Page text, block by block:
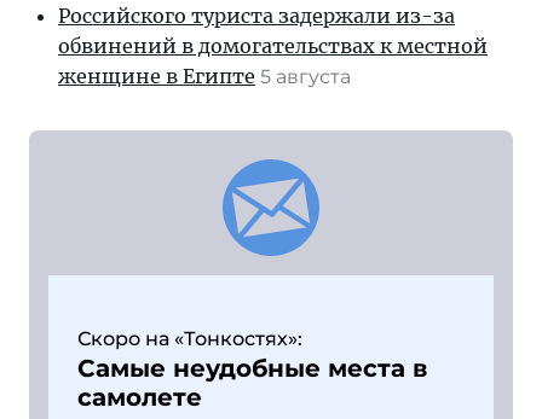
Российского туриста задержали из-за
обвинений в домогательствах к местной
женщине в Египте 5 августа
Скоро на «Тонкостях»:
Самые неудобные места в
самолете